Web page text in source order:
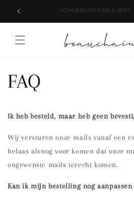
naar de
SCHOKBESTENDIGE
FAQ
Ik heb besteld, maar heb geen
Wij versturen onze mails vanaf een
helaas alsnog voor komen dat onze
ongewenste mails terecht komen.
Kan ik mijn bestelling nog